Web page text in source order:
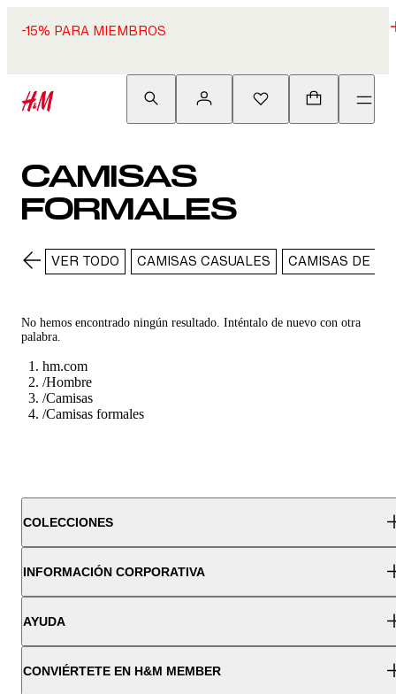
-15% PARA MIEMBROS
CAMISAS
FORMALES
VER TODO CAMISAS CASUALES CAMISAS DE
No hemos encontrado ningún resultado. Inténtalo de nuevo con otra
palabra.
hm.com
/Hombre
/Camisas
/Camisas formales
COLECCIONES
INFORMACIÓN CORPORATIVA
AYUDA
CONVIÉRTETE EN H&M MEMBER